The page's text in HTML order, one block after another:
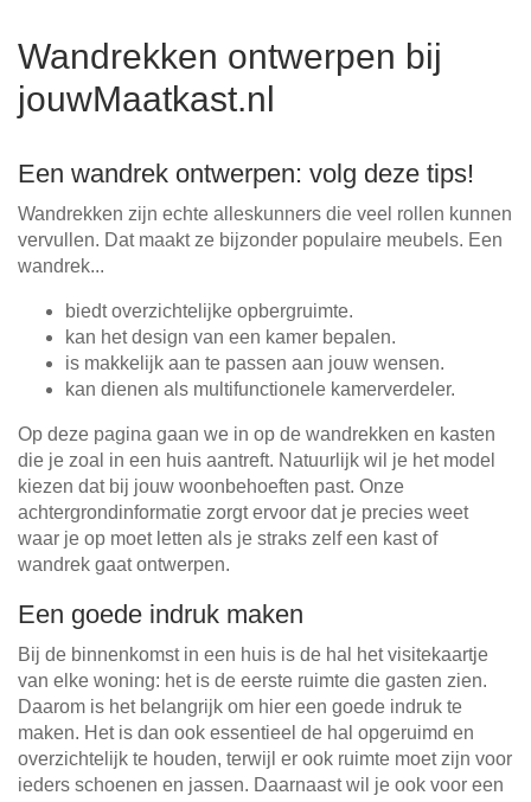
Wandrekken ontwerpen bij
jouwMaatkast.nl
Een wandrek ontwerpen: volg deze tips!
Wandrekken zijn echte alleskunners die veel rollen kunnen
vervullen. Dat maakt ze bijzonder populaire meubels. Een
wandrek...
biedt overzichtelijke opbergruimte.
kan het design van een kamer bepalen.
is makkelijk aan te passen aan jouw wensen.
kan dienen als multifunctionele kamerverdeler.
Op deze pagina gaan we in op de wandrekken en kasten
die je zoal in een huis aantreft. Natuurlijk wil je het model
kiezen dat bij jouw woonbehoeften past. Onze
achtergrondinformatie zorgt ervoor dat je precies weet
waar je op moet letten als je straks zelf een kast of
wandrek gaat ontwerpen.
Een goede indruk maken
Bij de binnenkomst in een huis is de hal het visitekaartje
van elke woning: het is de eerste ruimte die gasten zien.
Daarom is het belangrijk om hier een goede indruk te
maken. Het is dan ook essentieel de hal opgeruimd en
overzichtelijk te houden, terwijl er ook ruimte moet zijn voor
ieders schoenen en jassen. Daarnaast wil je ook voor een